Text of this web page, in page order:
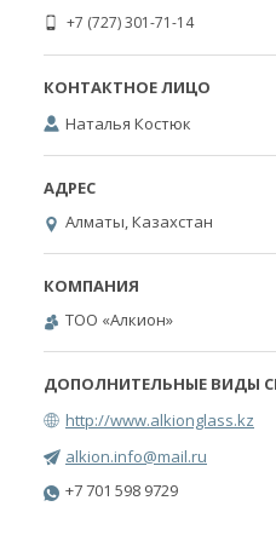
+7 (727) 301-71-14
Наталья Костюк
Алматы, Казахстан
ТОО «Алкион»
http://www.alkionglass.kz
alkion.info@mail.ru
+7 701 598 9729